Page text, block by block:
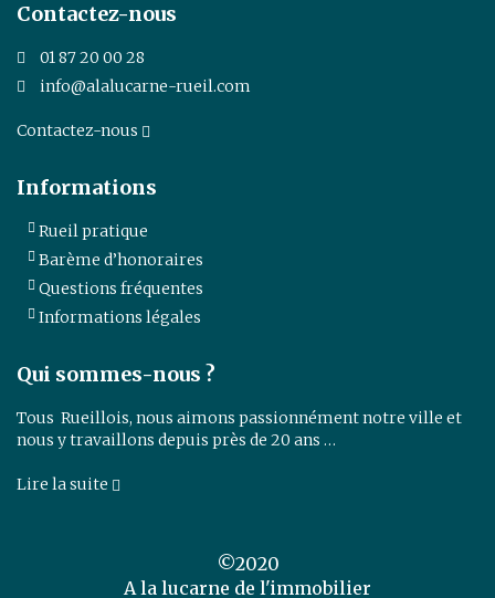
Contactez-nous
01 87 20 00 28
info@alalucarne-rueil.com
Contactez-nous
Informations
Rueil pratique
Barème d’honoraires
Questions fréquentes
Informations légales
Qui sommes-nous ?
Tous Rueillois, nous aimons passionnément notre ville et
nous y travaillons depuis près de 20 ans …
Lire la suite
©2020
A la lucarne de l'immobilier